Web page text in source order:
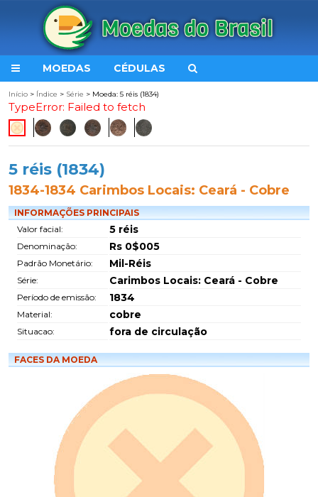
MOEDAS CÉDULAS
Início > Índice > Série > Moeda: 5 réis (1834)
TypeError: Failed to fetch
5 réis (1834)
1834-1834 Carimbos Locais: Ceará - Cobre
INFORMAÇÕES PRINCIPAIS
Valor facial:
5 réis
Denominação: Rs 0$005
Padrão Monetário: Mil-Réis
Série: Carimbos Locais: Ceará - Cobre
Período de emissão: 1834
Material: cobre
Situacao: fora de circulação
FACES DA MOEDA